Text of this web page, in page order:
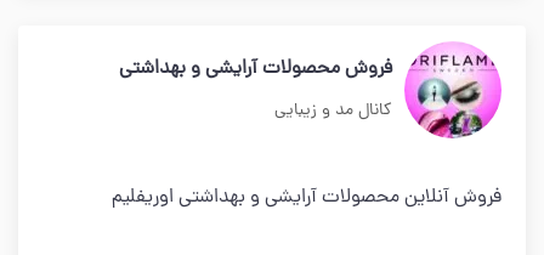
فروش محصولات آرايشى و بهداشتى
کانال مد و زیبایی
فروش آنلاين محصولات آرايشى و بهداشتى اوريفليم